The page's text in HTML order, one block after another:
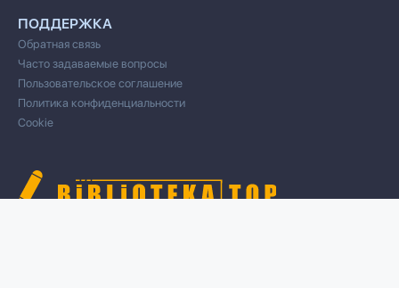
ПОДДЕРЖКА
Обратная связь
Часто задаваемые вопросы
Пользовательское соглашение
Политика конфиденциальности
Cookie